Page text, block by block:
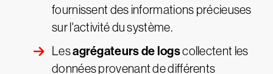
fournissent des informations précieuses
sur l'activité du système.
Lesagrégateurs de logscollectent les
données provenant de différents